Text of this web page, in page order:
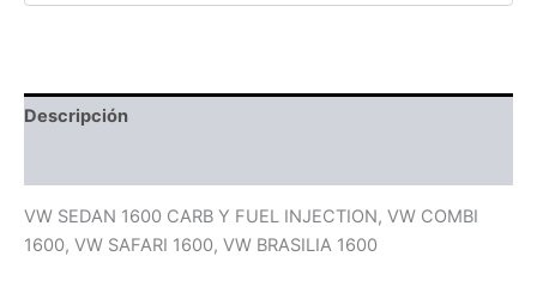
Descripción
VW SEDAN 1600 CARB Y FUEL INJECTION, VW COMBI
1600, VW SAFARI 1600, VW BRASILIA 1600